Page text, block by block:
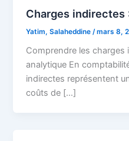
Charges indirectes
Yatim, Salaheddine /mars 8,
Comprendre les
analytique En
indirectes représentent
coûts de […]